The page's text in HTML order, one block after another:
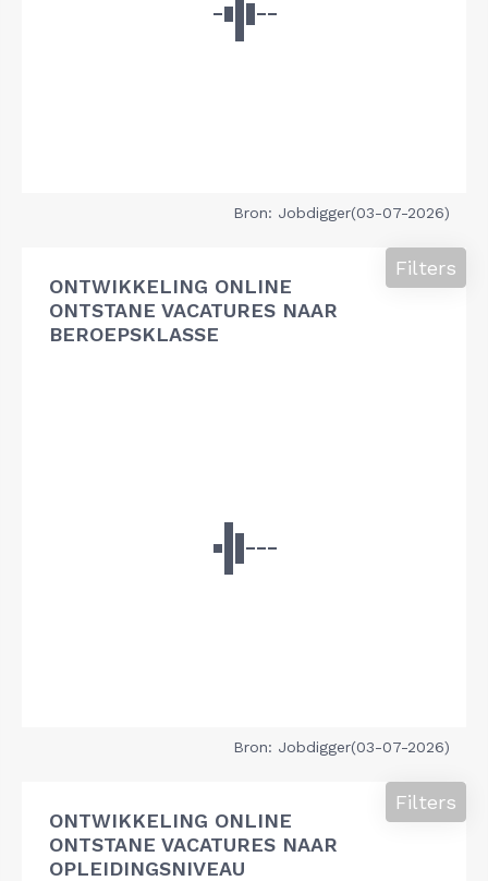
Bron: Jobdigger(03-07-2026)
ONTWIKKELING ONLINE
ONTSTANE VACATURES NAAR
BEROEPSKLASSE
Filters
Bron: Jobdigger(03-07-2026)
ONTWIKKELING ONLINE
ONTSTANE VACATURES NAAR
OPLEIDINGSNIVEAU
Filters